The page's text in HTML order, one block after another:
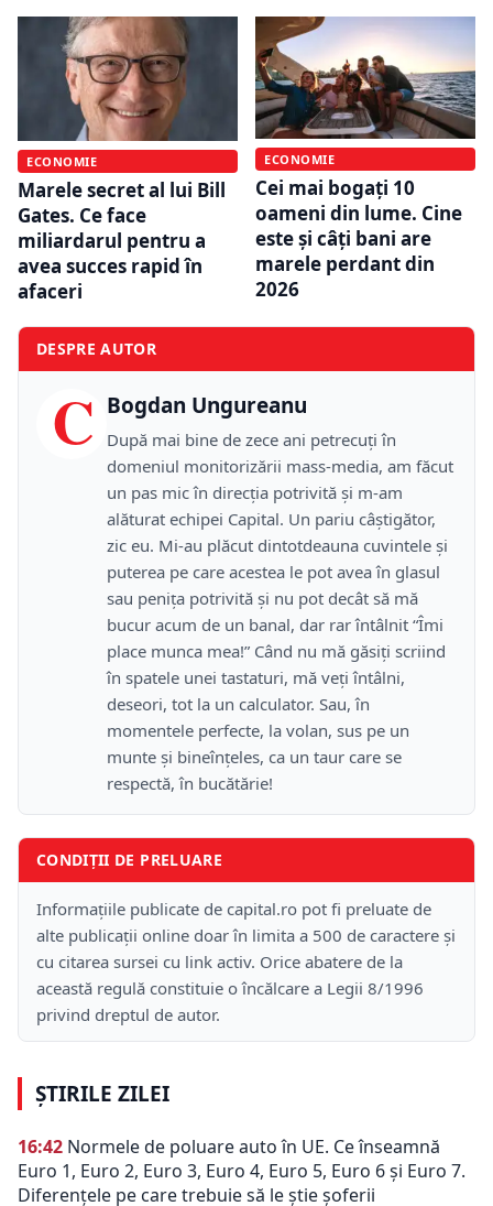
ECONOMIE
Marele secret al lui Bill
Gates. Ce face
miliardarul pentru a
avea succes rapid în
afaceri
ECONOMIE
Cei mai bogați 10
oameni din lume. Cine
este și câți bani are
marele perdant din
2026
DESPRE AUTOR
C Bogdan Ungureanu
După mai bine de zece ani petrecuţi în
domeniul monitorizării mass-media, am făcut
un pas mic în direcţia potrivită şi m-am
alăturat echipei Capital. Un pariu câştigător,
zic eu. Mi-au plăcut dintotdeauna cuvintele şi
puterea pe care acestea le pot avea în glasul
sau peniţa potrivită şi nu pot decât să mă
bucur acum de un banal, dar rar întâlnit “Îmi
place munca mea!” Când nu mă găsiţi scriind
în spatele unei tastaturi, mă veţi întâlni,
deseori, tot la un calculator. Sau, în
momentele perfecte, la volan, sus pe un
munte şi bineînţeles, ca un taur care se
respectă, în bucătărie!
CONDIȚII DE PRELUARE
Informațiile publicate de capital.ro pot fi preluate de
alte publicații online doar în limita a 500 de caractere și
cu citarea sursei cu link activ. Orice abatere de la
această regulă constituie o încălcare a Legii 8/1996
privind dreptul de autor.
ȘTIRILE ZILEI
16:42 Normele de poluare auto în UE. Ce înseamnă
Euro 1, Euro 2, Euro 3, Euro 4, Euro 5, Euro 6 și Euro 7.
Diferențele pe care trebuie să le știe șoferii